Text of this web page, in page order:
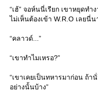
“เฮ้” จอห์นนี่เรียก เขาหยุดทำ
ไม่เห็นต้องเข้า W.R.O เลยนี่
“คลาวด์...”
“เขาทำไมเหรอ?”
“เขาเคยเป็นทหารมาก่อน ถ้า
อย่างนั้นบ้าง”